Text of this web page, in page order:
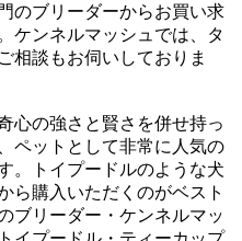
のブリーダーからお買い求
ケンネルマッシュでは、タ
相談もお伺いしておりま
心の強さと賢さを併せ持っ
ペットとして非常に人気の
。トイプードルのような犬
ら購入いただくのがベスト
ブリーダー・ケンネルマッ